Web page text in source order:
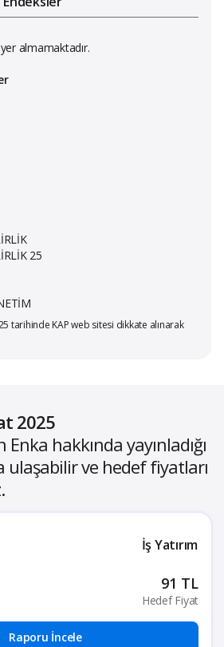
almamaktadır.
25
tarihinde KAP web sitesi dikkate alınarak
2025
hakkında yayınladığı
ulaşabilir ve hedef fiyatları
İş Yatırım
91 TL
Hedef Fiyat
Raporu İncele